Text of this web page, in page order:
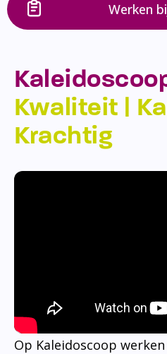
Werken
Kwaliteit |
Krachtig
Op Kaleidoscoop